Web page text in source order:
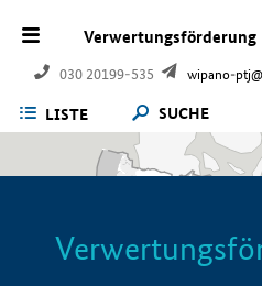
Verwertungsförderung
030 20199-535 wipano-
LISTE SUCHE